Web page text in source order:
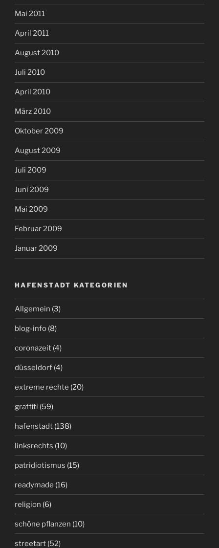
Mai 2011
April 2011
August 2010
Juli 2010
April 2010
März 2010
Oktober 2009
August 2009
Juli 2009
Juni 2009
Mai 2009
Februar 2009
Januar 2009
HAFENSTADT KATEGORIEN
Allgemein (3)
blog-info (8)
coronazeit (4)
düsseldorf (4)
extreme rechte (20)
graffiti (59)
hafenstadt (138)
linksrechts (10)
patridiotismus (15)
readymade (16)
religion (6)
schöne pflanzen (10)
streetart (52)